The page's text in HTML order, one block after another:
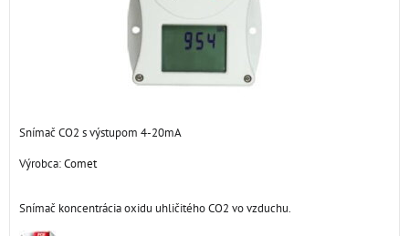
Snímač CO2 s výstupom 4-20mA
Výrobca:Comet
Snímač koncentrácia oxidu uhličitého CO2 vo vzduchu.